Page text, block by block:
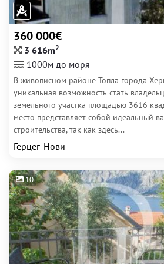
360 000€
3 616m2
1000м до моря
В живописном районе Топла города
уникальная возможность стать
земельного участка площадью 3616
место представляет собой идеальный
строительства, так как здесь...
Герцег-Нови
10